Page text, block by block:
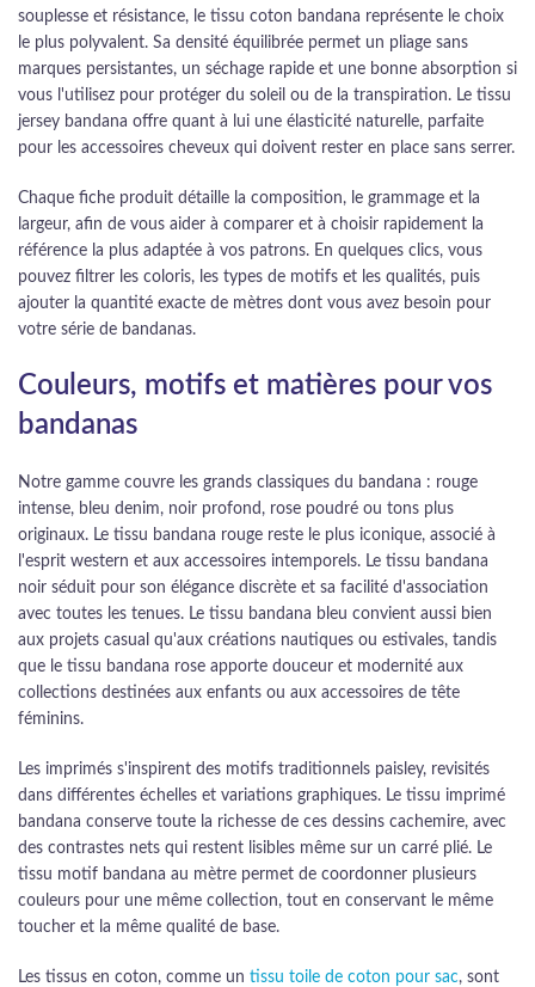
souplesse et résistance, le tissu coton bandana représente le choix
le plus polyvalent. Sa densité équilibrée permet un pliage sans
marques persistantes, un séchage rapide et une bonne absorption si
vous l'utilisez pour protéger du soleil ou de la transpiration. Le tissu
jersey bandana offre quant à lui une élasticité naturelle, parfaite
pour les accessoires cheveux qui doivent rester en place sans serrer.
Chaque fiche produit détaille la composition, le grammage et la
largeur, afin de vous aider à comparer et à choisir rapidement la
référence la plus adaptée à vos patrons. En quelques clics, vous
pouvez filtrer les coloris, les types de motifs et les qualités, puis
ajouter la quantité exacte de mètres dont vous avez besoin pour
votre série de bandanas.
Couleurs, motifs et matières pour vos
bandanas
Notre gamme couvre les grands classiques du bandana : rouge
intense, bleu denim, noir profond, rose poudré ou tons plus
originaux. Le tissu bandana rouge reste le plus iconique, associé à
l'esprit western et aux accessoires intemporels. Le tissu bandana
noir séduit pour son élégance discrète et sa facilité d'association
avec toutes les tenues. Le tissu bandana bleu convient aussi bien
aux projets casual qu'aux créations nautiques ou estivales, tandis
que le tissu bandana rose apporte douceur et modernité aux
collections destinées aux enfants ou aux accessoires de tête
féminins.
Les imprimés s'inspirent des motifs traditionnels paisley, revisités
dans différentes échelles et variations graphiques. Le tissu imprimé
bandana conserve toute la richesse de ces dessins cachemire, avec
des contrastes nets qui restent lisibles même sur un carré plié. Le
tissu motif bandana au mètre permet de coordonner plusieurs
couleurs pour une même collection, tout en conservant le même
toucher et la même qualité de base.
Les tissus en coton, comme un tissu toile de coton pour sac, sont